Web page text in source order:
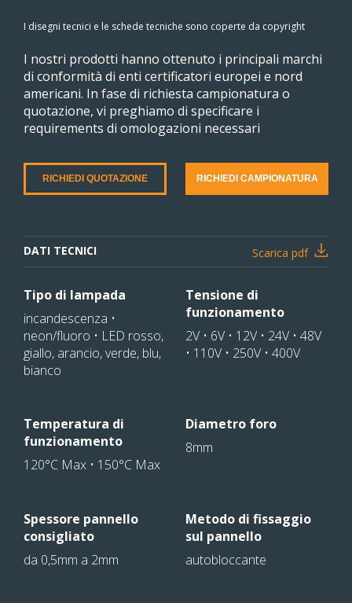
I disegni tecnici e le schede tecniche sono coperte da copyright
I nostri prodotti hanno ottenuto i principali marchi
di conformità di enti certificatori europei e nord
americani. In fase di richiesta campionatura o
quotazione, vi preghiamo di specificare i
requirements di omologazioni necessari
RICHIEDI QUOTAZIONE RICHIEDI CAMPIONATURA
DATI TECNICI Scarica pdf
Tipo di lampada
incandescenza •
neon/fluoro • LED rosso,
giallo, arancio, verde, blu,
bianco
Tensione di
funzionamento
2V • 6V • 12V • 24V • 48V
• 110V • 250V • 400V
Temperatura di
funzionamento
120°C Max • 150°C Max
Diametro foro
8mm
Spessore pannello
consigliato
da 0,5mm a 2mm
Metodo di fissaggio
sul pannello
autobloccante